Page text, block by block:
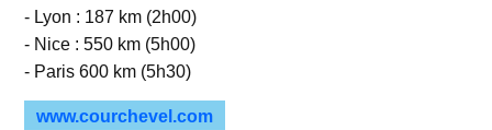
- Lyon : 187 km (2h00)
- Nice : 550 km (5h00)
- Paris 600 km (5h30)
www.courchevel.com